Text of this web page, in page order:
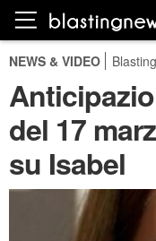
NEWS & VIDEO
del 17
su Isabel